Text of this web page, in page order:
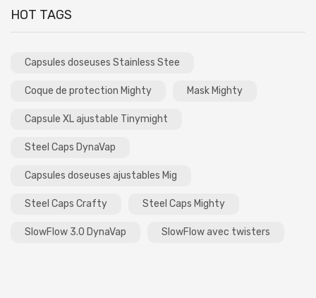
HOT TAGS
Capsules doseuses Stainless Stee
Coque de protection Mighty Mask Mighty
Capsule XL ajustable Tinymight
Steel Caps DynaVap
Capsules doseuses ajustables Mig
Steel Caps Crafty Steel Caps Mighty
SlowFlow 3.0 DynaVap SlowFlow avec twisters